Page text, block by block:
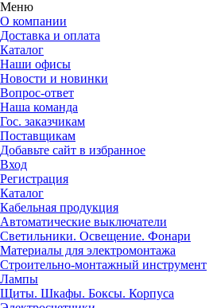
Меню
О компании
Доставка и оплата
Каталог
Наши офисы
Новости и новинки
Вопрос-ответ
Наша команда
Гос. заказчикам
Поставщикам
Добавьте сайт в избранное
Вход
Регистрация
Каталог
Кабельная продукция
Автоматические выключатели
Светильники. Освещение. Фонари
Материалы для электромонтажа
Строительно-монтажный инструмент
Лампы
Щиты. Шкафы. Боксы. Корпуса